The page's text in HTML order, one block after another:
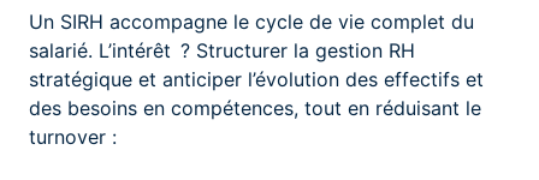
Un SIRH accompagne le cycle de vie complet du
salarié. L’intérêt ? Structurer la gestion RH
stratégique et anticiper l’évolution des effectifs et
des besoins en compétences, tout en réduisant le
turnover :